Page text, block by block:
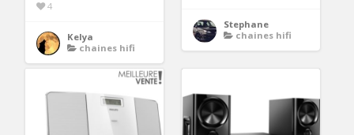
4
Kelya
chaines hifi
Stephane
chaines hifi